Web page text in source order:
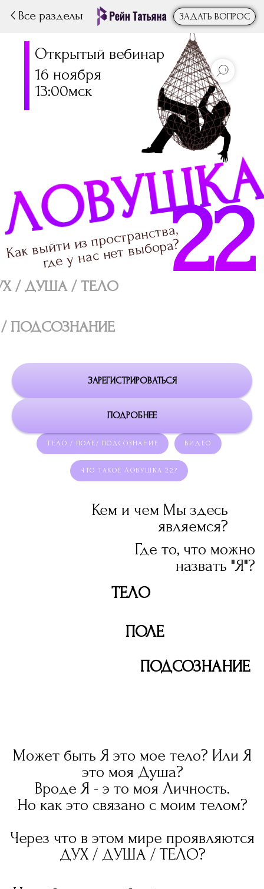
Все разделы ЗАДАТЬ ВОПРОС
Как выйти из пространства,
где у нас нет выбора?22
Открытый вебинар
16 ноября
13:00мск
/ ДУША / ТЕЛО
ПОДСОЗНАНИЕ
ЗАРЕГИСТРИРОВАТЬСЯ
ПОДРОБНЕЕ
ТЕЛО / ПОЛЕ/ ПОДСОЗНАНИЕ ВИДЕО
ЧТО ТАКОЕ ЛОВУШКА 22?
Кем и чем Мы здесь
являемся?
ПОЛЕ
ПОДСОЗНАНИЕ
Но как это связано с моим телом?
Через что в этом мире проявляются
На вебинаре разберём, как создать
элементов, чтобы то, что мы
ощущаем как "моё воплощение",